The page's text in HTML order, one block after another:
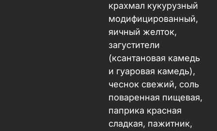
крахмал кукурузный
модифицированный,
яичный желток,
загустители
(ксантановая камедь
и гуаровая камедь),
чеснок свежий, соль
поваренная пищевая,
паприка красная
сладкая, пажитник,